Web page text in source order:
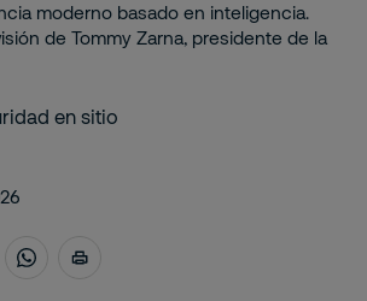
moderno basado en inteligencia.
de Tommy Zarna, presidente de la